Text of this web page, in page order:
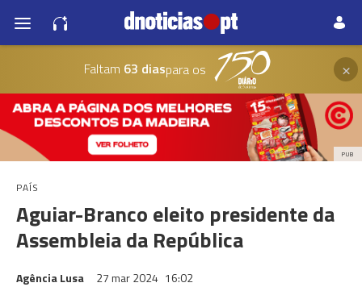
Faltam 63 diaspara os ×
PUB
PAÍS
Aguiar-Branco eleito presidente da
Assembleia da República
Agência Lusa 27 mar 2024 16:02